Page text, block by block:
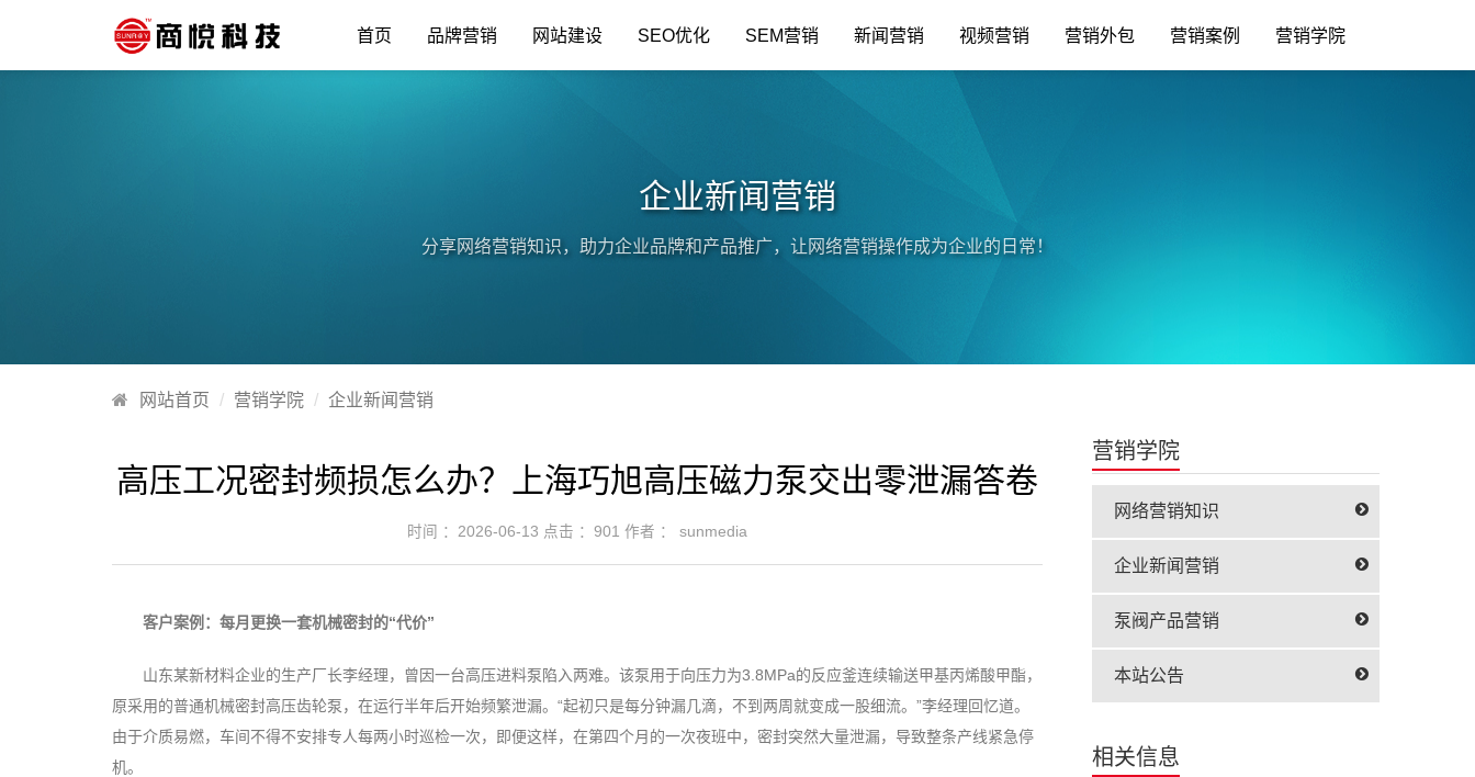
首页 品牌营销 网站建设 SEO优化 SEM营销 新闻营销 视频营销 营销外包 营销案例 营销学院
企业新闻营销
分享网络营销知识，助力企业品牌和产品推广，让网络营销操作成为企业的日常！
网站首页 营销学院 企业新闻营销
高压工况密封频损怎么办？上海巧旭高压磁力泵交出零泄漏答卷
时间 ：2026-06-13 点击 ： 901 作者 ： sunmedia
客户案例：每月更换一套机械密封的“代价”
山东某新材料企业的生产厂长李经理，曾因一台高压进料泵陷入两难。该泵用于向压力为3.8MPa的反应釜连续输送甲基丙烯酸甲酯，
原采用的普通机械密封高压齿轮泵，在运行半年后开始频繁泄漏。“起初只是每分钟漏几滴，不到两周就变成一股细流。”李经理回忆道。
由于介质易燃，车间不得不安排专人每两小时巡检一次，即便这样，在第四个月的一次夜班中，密封突然大量泄漏，导致整条产线紧急停
机。
营销学院
网络营销知识
企业新闻营销
泵阀产品营销
本站公告
相关信息